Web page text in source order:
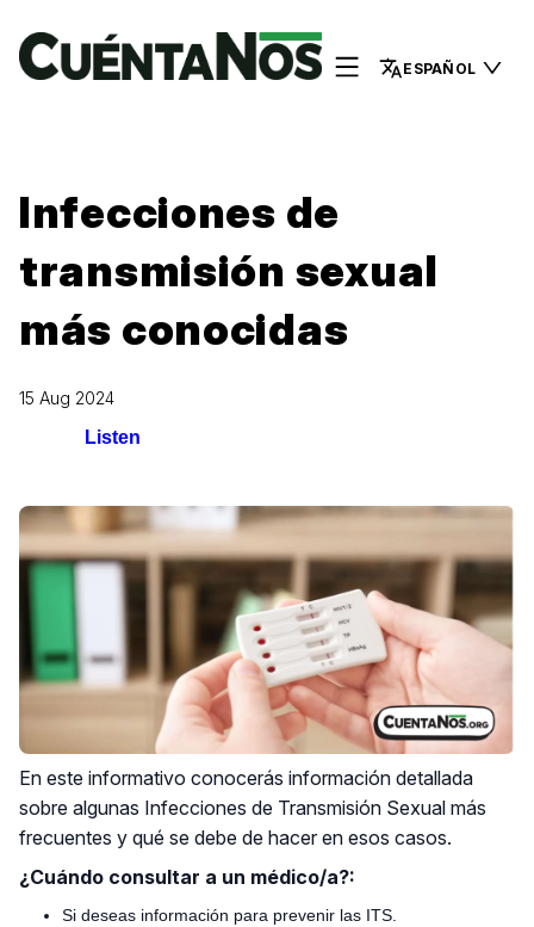
ESPAÑOL
Infecciones de
transmisión sexual
más conocidas
15 Aug 2024
Listen
En este informativo conocerás información detallada
sobre algunas Infecciones de Transmisión Sexual más
frecuentes y qué se debe de hacer en esos casos.
¿Cuándo consultar a un médico/a?:
Si deseas información para prevenir las ITS.